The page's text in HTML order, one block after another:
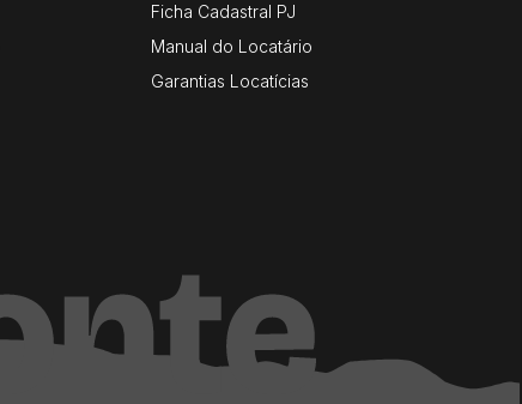
Ficha Cadastral PJ
Manual do Locatário
Garantias Locatícias